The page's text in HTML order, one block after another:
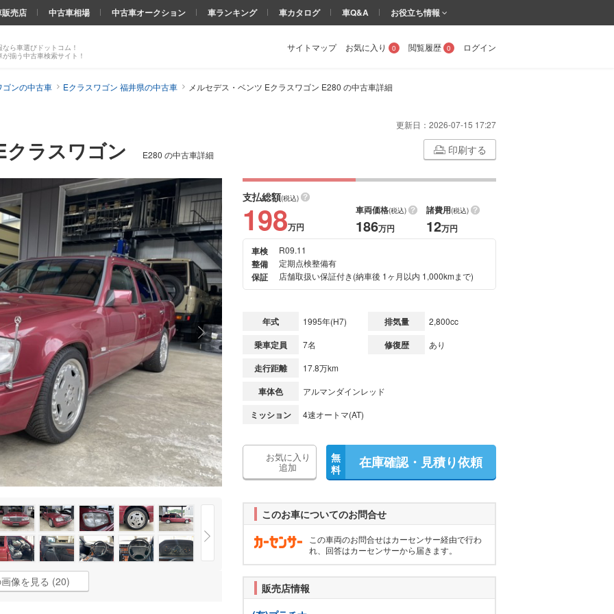
ら車選びドットコム！
揃う中古車検索サイト！
サイトマップ お気に入り 0 閲覧履歴 0 ログイン
売店 中古車相場 中古車オークション 車ランキング 車カタログ 車Q&A お役立ち情報
ゴンの中古車 Eクラスワゴン 福井県の中古車 メルセデス・ベンツ Eクラスワゴン E280 の中古車詳細
更新日： 2026-07-15 17:27
ラスワゴン E280 の中古車詳細 印刷する
次の
画像
像を見る (20)
支払総額(税込)
198万円
車両価格(税込)
186万円
諸費用(税込)
12万円
車検
R09.11
整備 定期点検整備有
保証 店舗取扱い保証付き(納車後 1ヶ月以内 1,000kmまで)
年式 1995年(H7) 排気量 2,800cc
乗車定員 7名 修復歴 あり
走行距離 17.8万km
車体色 アルマンダインレッド
ミッション 4速オートマ(AT)
お気に入り
追加
無
料
在庫確認・見積り依頼
このお車についてのお問合せ
この車両のお問合せはカーセンサー経由で行わ
れ、回答はカーセンサーから届きます。
販売店情報